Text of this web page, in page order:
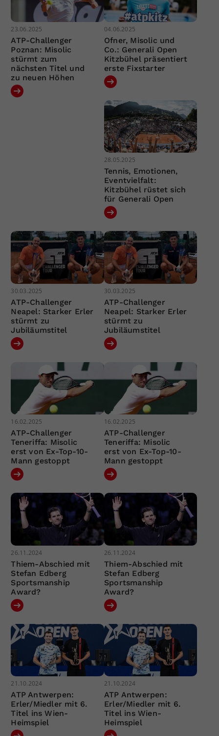
23.06.2025
ATP-Challenger
Poznan: Misolic
stürmt zum
nächsten Titel und
zu neuen Höhen
04.06.2025
Ofner, Misolic und
Co.: Generali Open
Kitzbühel präsentiert
erste Fixstarter
28.05.2025
Tennis, Emotionen,
Eventvielfalt:
Kitzbühel rüstet sich
für Generali Open
30.03.2025
ATP-Challenger
Neapel: Starker Erler
stürmt zu
Jubiläumstitel
30.03.2025
ATP-Challenger
Neapel: Starker Erler
stürmt zu
Jubiläumstitel
16.02.2025
ATP-Challenger
Teneriffa: Misolic
erst von Ex-Top-10-
Mann gestoppt
16.02.2025
ATP-Challenger
Teneriffa: Misolic
erst von Ex-Top-10-
Mann gestoppt
26.11.2024
Thiem-Abschied mit
Stefan Edberg
Sportsmanship
Award?
26.11.2024
Thiem-Abschied mit
Stefan Edberg
Sportsmanship
Award?
21.10.2024
ATP Antwerpen:
Erler/Miedler mit 6.
Titel ins Wien-
Heimspiel
21.10.2024
ATP Antwerpen:
Erler/Miedler mit 6.
Titel ins Wien-
Heimspiel